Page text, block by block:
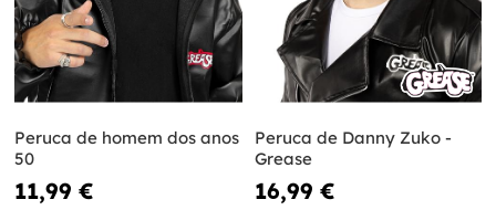
Peruca de homem dos anos
50
11,99 €
Peruca de Danny Zuko -
Grease
16,99 €